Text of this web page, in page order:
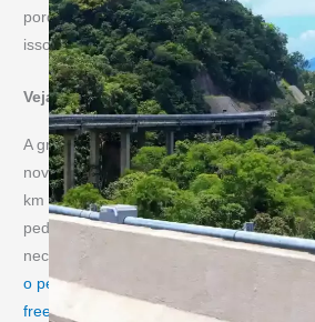
porque os túneis teriam se
isso não ocorreu e deu tudo certo –os
Veja também:Conheça a trilha das 7
A grande novidade é que finalmente foi
novembro de 2024 o contorno sul da
km de extensão e seis túneis. O trecho
pedágio eletrônico free flow, que
necessidade de cabines de cobrança.
o pedágio e evitar multas, confira nosso
free flow da Nova Tamoios